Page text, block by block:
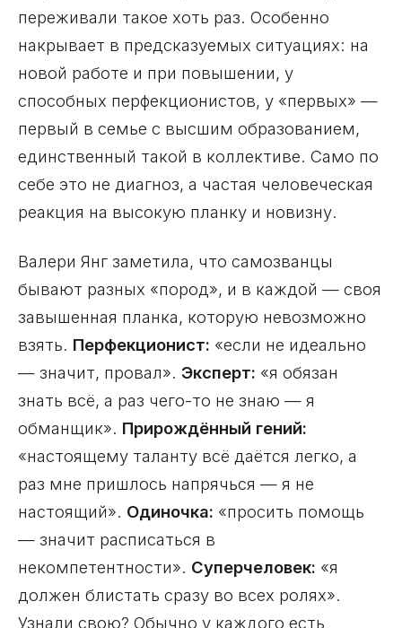
переживали такое хоть раз. Особенно
накрывает в предсказуемых ситуациях: на
новой работе и при повышении, у
способных перфекционистов, у «первых» —
первый в семье с высшим образованием,
единственный такой в коллективе. Само по
себе это не диагноз, а частая человеческая
реакция на высокую планку и новизну.
Валери Янг заметила, что самозванцы
бывают разных «пород», и в каждой — своя
завышенная планка, которую невозможно
взять. Перфекционист: «если не идеально
— значит, провал». Эксперт: «я обязан
знать всё, а раз чего-то не знаю — я
обманщик». Прирождённый гений:
«настоящему таланту всё даётся легко, а
раз мне пришлось напрячься — я не
настоящий». Одиночка: «просить помощь
— значит расписаться в
некомпетентности». Суперчеловек: «я
должен блистать сразу во всех ролях».
Узнали свою? Обычно у каждого есть